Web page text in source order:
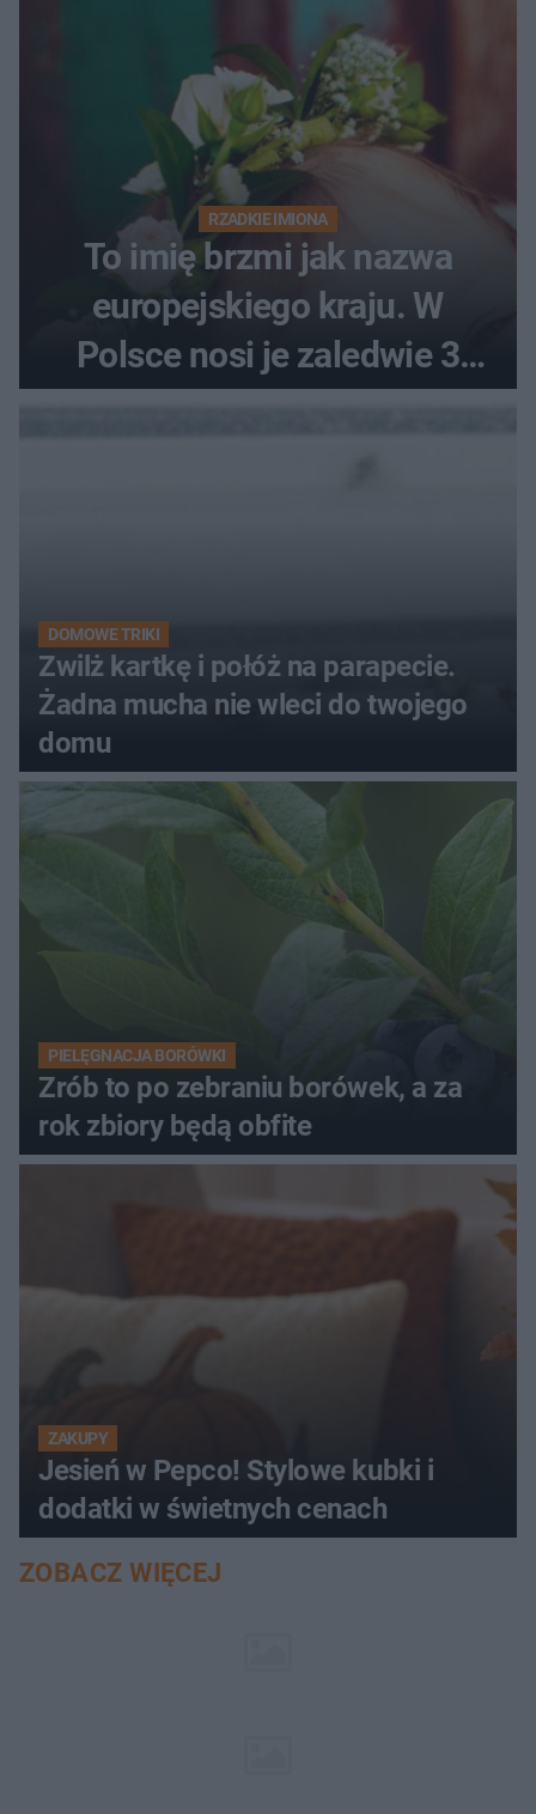
RZADKIE IMIONA
To imię brzmi jak nazwa
europejskiego kraju. W
Polsce nosi je zaledwie 3
DOMOWE TRIKI
Zwilż kartkę i połóż na parapecie.
Żadna mucha nie wleci do twojego
domu
PIELĘGNACJA BORÓWKI
Zrób to po zebraniu borówek, a za
rok zbiory będą obfite
ZAKUPY
Jesień w Pepco! Stylowe kubki i
dodatki w świetnych cenach
ZOBACZ WIĘCEJ